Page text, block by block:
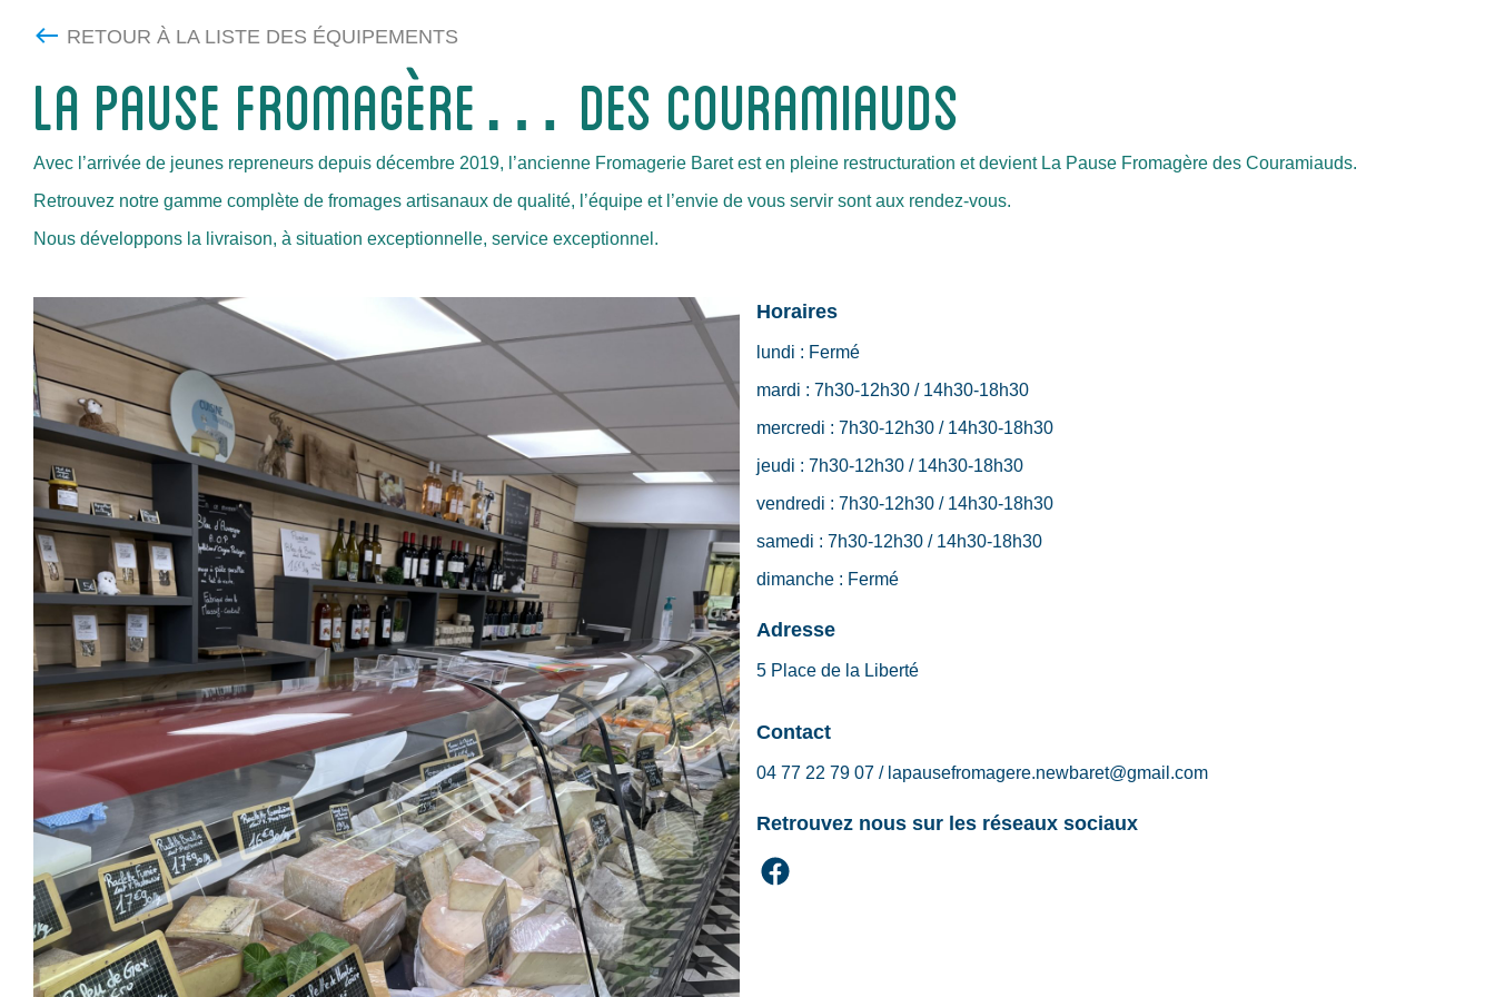
RETOUR À LA LISTE DES ÉQUIPEMENTS
LA PAUSE FROMAGÈRE… DES COURAMIAUDS
Avec l’arrivée de jeunes repreneurs depuis décembre 2019, l’ancienne Fromagerie Baret est en pleine restructuration et devient La Pause Fromagère des Couramiauds.
Retrouvez notre gamme complète de fromages artisanaux de qualité, l’équipe et l’envie de vous servir sont aux rendez-vous.
Nous développons la livraison, à situation exceptionnelle, service exceptionnel.
Horaires
lundi : Fermé
mardi : 7h30-12h30 / 14h30-18h30
mercredi : 7h30-12h30 / 14h30-18h30
jeudi : 7h30-12h30 / 14h30-18h30
vendredi : 7h30-12h30 / 14h30-18h30
samedi : 7h30-12h30 / 14h30-18h30
dimanche : Fermé
Adresse
5 Place de la Liberté
Contact
04 77 22 79 07 / lapausefromagere.newbaret@gmail.com
Retrouvez nous sur les réseaux sociaux